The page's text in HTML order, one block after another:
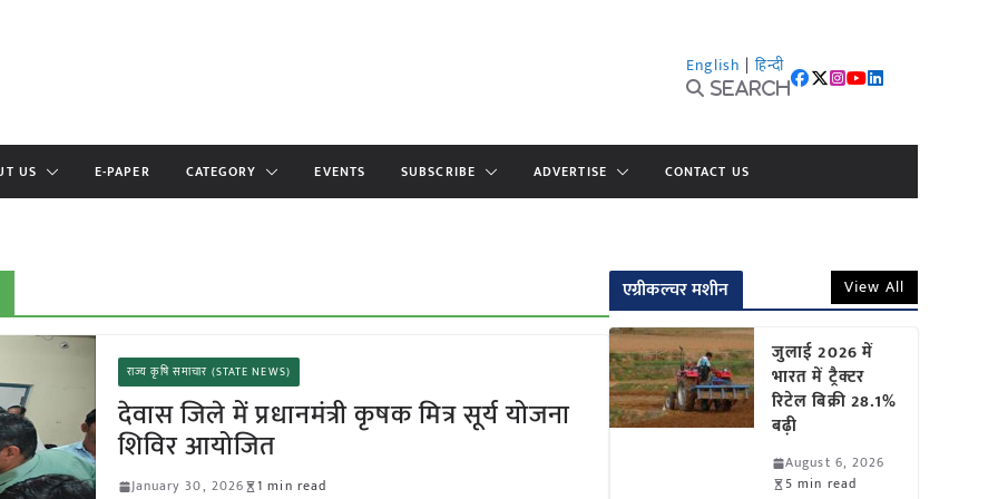
English | हिन्दी
Search
US E-PAPER CATEGORY EVENTS SUBSCRIBE ADVERTISE CONTACT US
राज्य कृषि समाचार (STATE NEWS)
देवास जिले में प्रधानमंत्री कृषक मित्र सूर्य योजना
शिविर आयोजित
January 30, 2026
1 min read
एग्रीकल्चर मशीन View All
जुलाई 2026 में
भारत में ट्रैक्टर
रिटेल बिक्री 28.1%
बढ़ी
August 6, 2026
5 min read